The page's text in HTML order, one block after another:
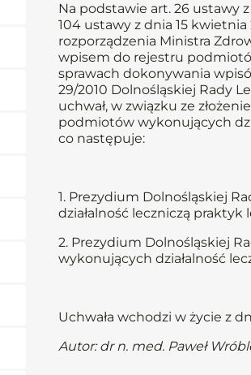
Na podstawie art. 26 ustawy
104 ustawy z dnia 15 kwietnia
rozporządzenia Ministra
wpisem do rejestru
sprawach dokonywania
29/2010 Dolnośląskiej Rady
uchwał, w związku ze
podmiotów wykonujących
co następuje:
1. Prezydium Dolnośląskiej
działalność leczniczą praktyk
2. Prezydium Dolnośląskiej
wykonujących działalność
Uchwała wchodzi w życie z
Autor: dr n. med. Paweł